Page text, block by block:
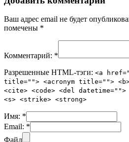
Ваш адрес email не будет
помечены *
Комментарий: *
Разрешенные HTML-тэги: <a
title=""> <acronym title="">
<cite> <code> <del
<s> <strike> <strong>
Имя: *
Email: *
Файл